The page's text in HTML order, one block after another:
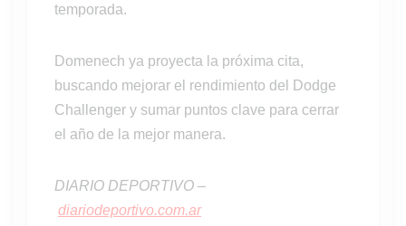
temporada.
Domenech ya proyecta la próxima cita,
buscando mejorar el rendimiento del Dodge
Challenger y sumar puntos clave para cerrar
el año de la mejor manera.
DIARIO DEPORTIVO –
diariodeportivo.com.ar